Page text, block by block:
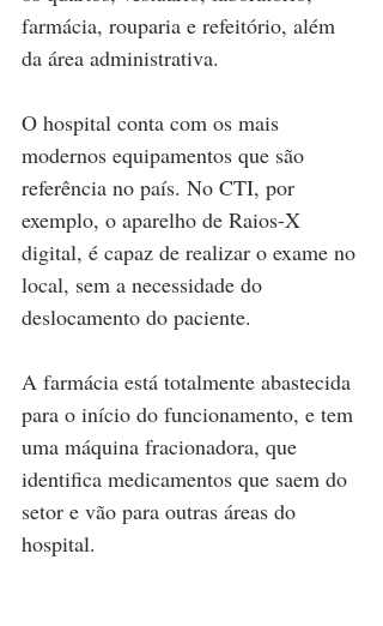
farmácia, rouparia e refeitório, além
da área administrativa.
O hospital conta com os mais
modernos equipamentos que são
referência no país. No CTI, por
exemplo, o aparelho de Raios-X
digital, é capaz de realizar o exame no
local, sem a necessidade do
deslocamento do paciente.
A farmácia está totalmente abastecida
para o início do funcionamento, e tem
uma máquina fracionadora, que
identifica medicamentos que saem do
setor e vão para outras áreas do
hospital.